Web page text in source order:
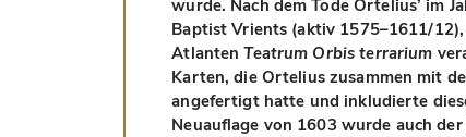
wurde. Nach dem Tode Ortelius’ im
Baptist Vrients (aktiv 1575–1611/
AtlantenTeatrum Orbis terrarium
Karten, die Ortelius zusammen mit
angefertigt hatte und inkludierte
Neuauflage von 1603 wurde auch